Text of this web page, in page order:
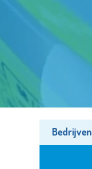
Bedrijven